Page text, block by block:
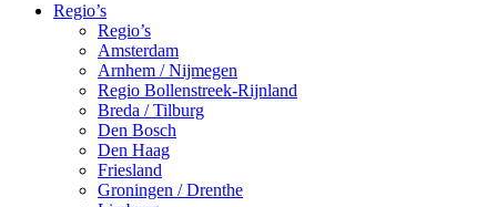
Regio’s
Regio’s
Amsterdam
Arnhem / Nijmegen
Regio Bollenstreek-Rijnland
Breda / Tilburg
Den Bosch
Den Haag
Friesland
Groningen / Drenthe